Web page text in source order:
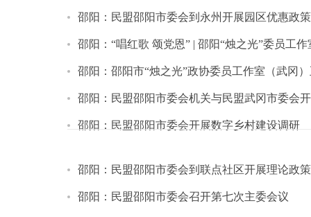
邵阳：民盟邵阳市委会到永州开展园区优惠政
邵阳：“唱红歌 颂党恩” | 邵阳“烛之光”委员工
邵阳：邵阳市“烛之光”政协委员工作室（武冈
邵阳：民盟邵阳市委会机关与民盟武冈市委会
邵阳：民盟邵阳市委会开展数字乡村建设调研
邵阳：民盟邵阳市委会到联点社区开展理论政
邵阳：民盟邵阳市委会召开第七次主委会议